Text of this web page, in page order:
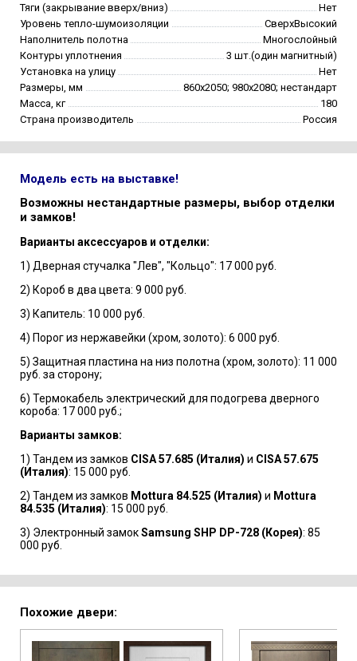
Тяги (закрывание вверх/вниз)
Нет
Уровень тепло-шумоизоляции
СверхВысокий
Наполнитель полотна
Многослойный
Контуры уплотнения
3 шт.(один магнитный)
Установка на улицу
Нет
Размеры, мм
860х2050; 980х2080; нестандарт
Масса, кг
180
Страна производитель
Россия
Модель есть на выставке!
Возможны нестандартные размеры, выбор отделки
и замков!
Варианты аксессуаров и отделки:
1) Дверная стучалка "Лев", "Кольцо": 17 000 руб.
2) Короб в два цвета: 9 000 руб.
3) Капитель: 10 000 руб.
4) Порог из нержавейки (хром, золото): 6 000 руб.
5) Защитная пластина на низ полотна (хром, золото): 11 000
руб. за сторону;
6) Термокабель электрический для подогрева дверного
короба: 17 000 руб.;
Варианты замков:
1) Тандем из замков CISA 57.685 (Италия) и CISA 57.675
(Италия): 15 000 руб.
2) Тандем из замков Mottura 84.525 (Италия) и Mottura
84.535 (Италия): 15 000 руб.
3) Электронный замокSamsung SHP DP-728 (Корея): 85
000 руб.
Похожие двери: